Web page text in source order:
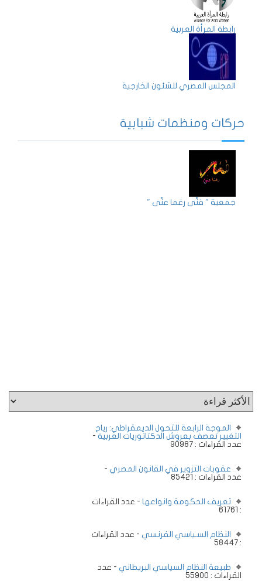
رابطة المرأة العربية
المجلس المصري للشئون الخارجية
حركات ومنظمات شبابية
جمعية " فنّي رغما عنّي "
الموجة الرابعة للتحول الديمقراطي: رياح
التغيير تعصف بعروش الدكتاتوريات العربية -
عدد القراءات : 90987
عقوبات التزوير في القانون المصري -
عدد القراءات : 85421
تعريف الحكومة وانواعها - عدد القراءات
: 61761
النظام السـياسي الفرنسي - عدد القراءات
: 58447
طبيعة النظام السياسي البريطاني - عدد
القراءات : 55900